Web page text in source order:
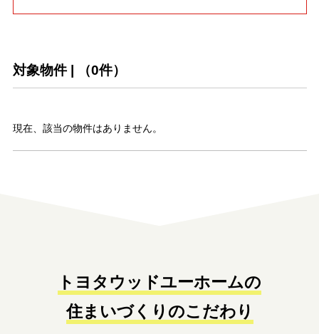
対象物件 | （0件）
現在、該当の物件はありません。
トヨタウッドユーホームの
住まいづくりのこだわり